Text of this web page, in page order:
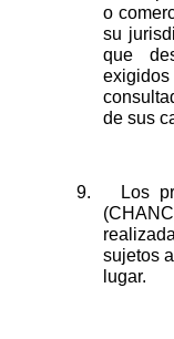
o
su
que
de sus
9.
Los
sujetos
lugar.